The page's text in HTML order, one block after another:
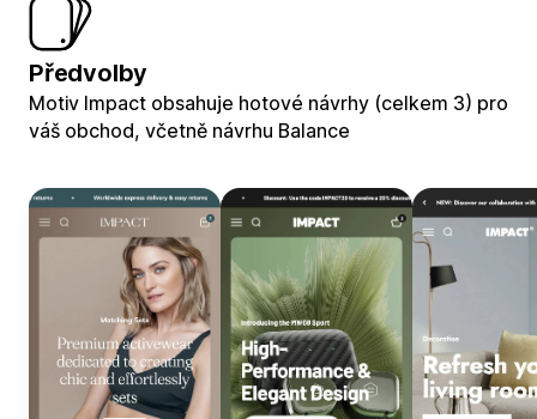
Předvolby
Motiv Impact obsahuje hotové návrhy (celkem 3) pro
váš obchod, včetně návrhu Balance